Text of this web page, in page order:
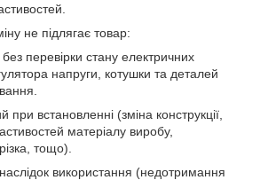
не підлягає товар:
перевірки стану електричних
напруги, котушки та деталей
встановленні (зміна конструкції,
матеріалу виробу,
тощо).
використання (недотримання